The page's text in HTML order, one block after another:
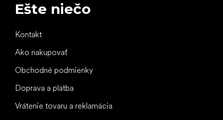
Ešte niečo
Kontakt
Ako nakupovať
Obchodné podmienky
Doprava a platba
Vrátenie tovaru a reklamácia